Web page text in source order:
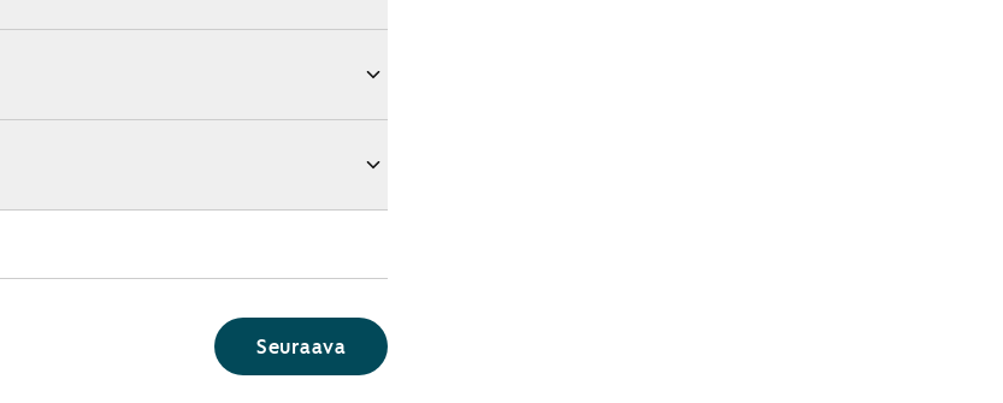
Seuraava